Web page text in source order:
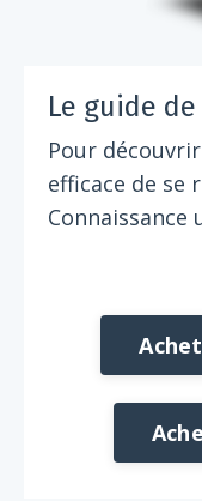
Le guide
Pour
efficace de se
Connaissance